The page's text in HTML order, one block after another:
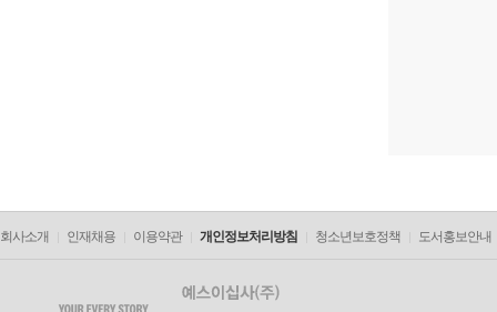
회사소개 인재채용 이용약관 개인정보처리방침 청소년보호정책 도서홍보안내